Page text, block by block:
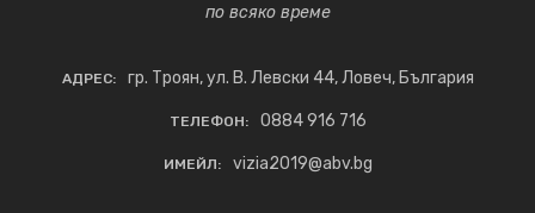
по всяко време
АДРЕС: гр. Троян, ул. В. Левски 44, Ловеч, България
ТЕЛЕФОН: 0884 916 716
ИМЕЙЛ: vizia2019@abv.bg